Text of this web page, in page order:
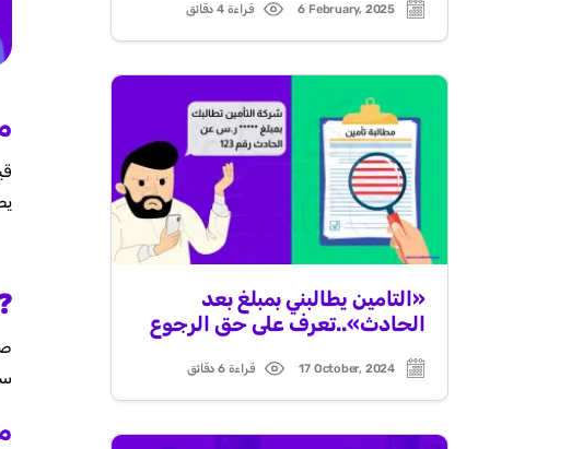
يصل إلى
Post
date
6 February, 2025
Read
time
قراءة 4 دقائق
«التامين يطالبني بمبلغ بعد
الحادث»..تعرف على حق الرجوع
Post
date
17 October, 2024
Read
time
قراءة 6 دقائق